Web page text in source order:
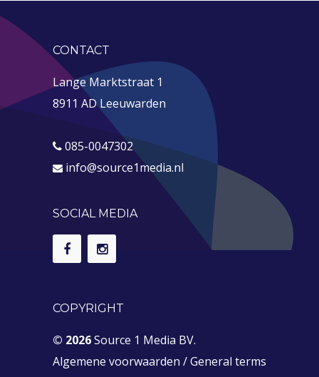
CONTACT
Lange Marktstraat 1
8911 AD Leeuwarden
085-0047302
info@source1media.nl
SOCIAL MEDIA
COPYRIGHT
© 2026Source 1 Media BV.
Algemene voorwaarden /General terms